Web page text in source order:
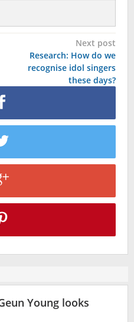
Next post
Research: How do we
recognise idol singers
these days?
Young looks